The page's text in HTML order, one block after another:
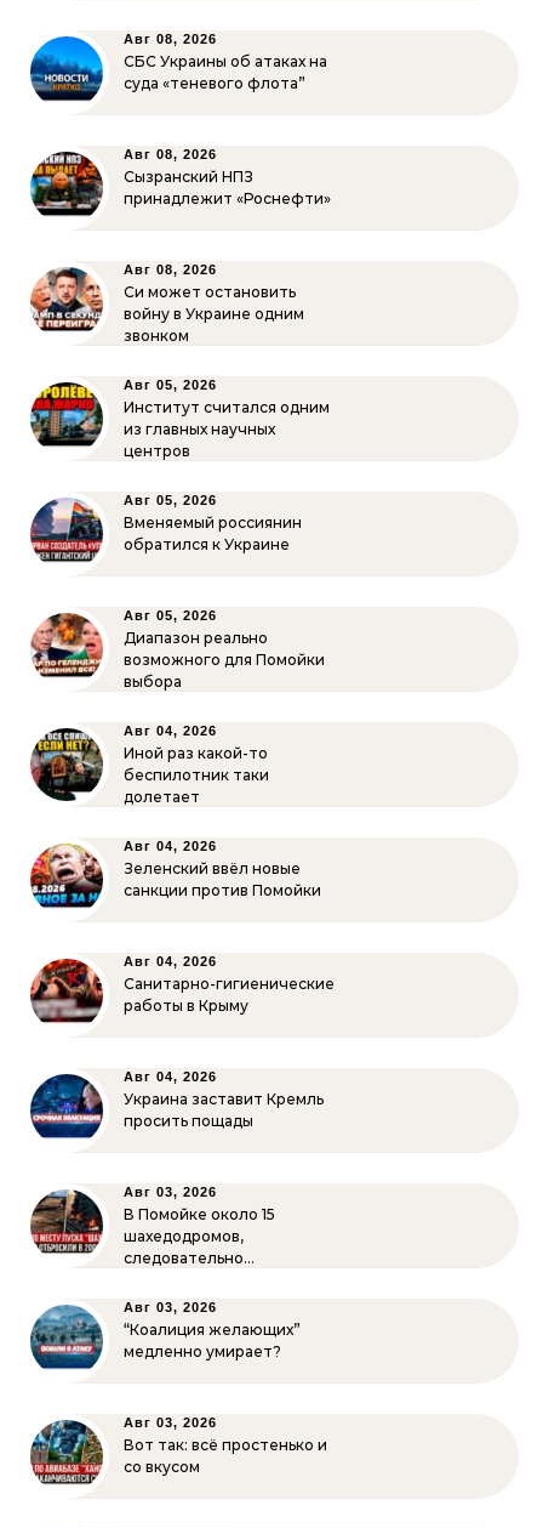
Авг 08, 2026
СБС Украины об атаках на
суда «теневого флота”
Авг 08, 2026
Сызранский НПЗ
принадлежит «Роснефти»
Авг 08, 2026
Си может остановить
войну в Украине одним
звонком
Авг 05, 2026
Институт считался одним
из главных научных
центров
Авг 05, 2026
Вменяемый россиянин
обратился к Украине
Авг 05, 2026
Диапазон реально
возможного для Помойки
выбора
Авг 04, 2026
Иной раз какой-то
беспилотник таки
долетает
Авг 04, 2026
Зеленский ввёл новые
санкции против Помойки
Авг 04, 2026
Санитарно-гигиенические
работы в Крыму
Авг 04, 2026
Украина заставит Кремль
просить пощады
Авг 03, 2026
В Помойке около 15
шахедодромов,
следовательно…
Авг 03, 2026
“Коалиция желающих”
медленно умирает?
Авг 03, 2026
Вот так: всё простенько и
со вкусом